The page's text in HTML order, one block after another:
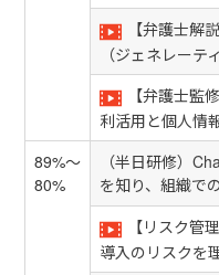
【弁護士解
（ジェネレーテ
【弁護士監
利活用と個人情
89%～
80%
（半日研修）
を知り、組織で
【リスク管
導入のリスクを